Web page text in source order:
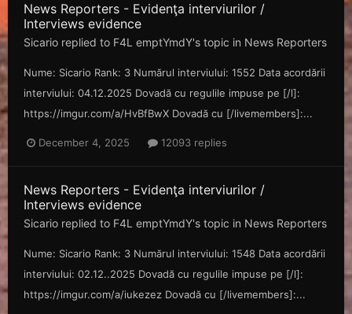
News Reporters - Evidenţa interviurilor /
Interviews evidence
Sicario replied to F4L emptYmdY's topic in News Reporters
Nume: Sicario Rank: 3 Numărul interviului: 1552 Data acordării
interviului: 04.12.2025 Dovadă cu regulile impuse pe [/l]:
https://imgur.com/a/HvBfBwX Dovadă cu [/livemembers]:...
December 4, 2025 12093 replies
News Reporters - Evidenţa interviurilor /
Interviews evidence
Sicario replied to F4L emptYmdY's topic in News Reporters
Nume: Sicario Rank: 3 Numărul interviului: 1548 Data acordării
interviului: 02.12..2025 Dovadă cu regulile impuse pe [/l]:
https://imgur.com/a/iukezez Dovadă cu [/livemembers]:...